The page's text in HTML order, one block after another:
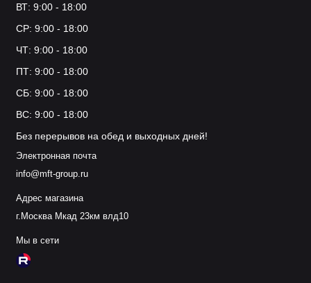
ВТ: 9:00 - 18:00
СР: 9:00 - 18:00
ЧТ: 9:00 - 18:00
ПТ: 9:00 - 18:00
СБ: 9:00 - 18:00
ВС: 9:00 - 18:00
Без перерывов на обед и выходных дней!
Электронная почта
info@mft-group.ru
Адрес магазина
г.Москва Мкад 23км влд10
Мы в сети